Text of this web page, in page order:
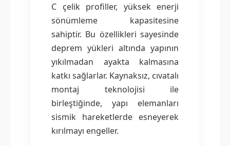
C çelik profiller, yüksek enerji
sönümleme kapasitesine
sahiptir. Bu özellikleri sayesinde
deprem yükleri altında yapının
yıkılmadan ayakta kalmasına
katkı sağlarlar. Kaynaksız, cıvatalı
montaj teknolojisi ile
birleştiğinde, yapı elemanları
sismik hareketlerde esneyerek
kırılmayı engeller.